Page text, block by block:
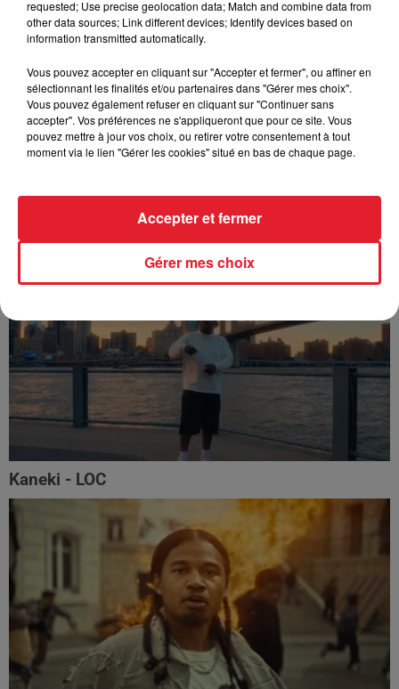
Franglish & Keblack - Génération Impolie
Kaneki - LOC
requested; Use precise geolocation data; Match and combine data from
other data sources; Link different devices; Identify devices based on
information transmitted automatically.
Vous pouvez accepter en cliquant sur "Accepter et fermer", ou affiner en
sélectionnant les finalités et/ou partenaires dans "Gérer mes choix".
Vous pouvez également refuser en cliquant sur "Continuer sans
accepter". Vos préférences ne s'appliqueront que pour ce site. Vous
pouvez mettre à jour vos choix, ou retirer votre consentement à tout
moment via le lien "Gérer les cookies" situé en bas de chaque page.
Gérer mes choix
Accepter et fermer